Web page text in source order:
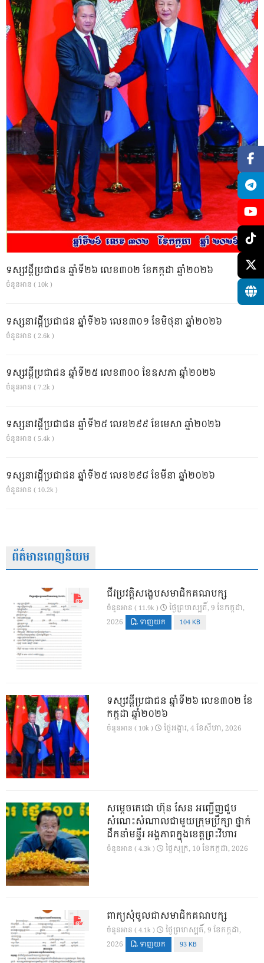
ទស្សវដ្តីប្រជាជន ឆ្នាំទី២៦ លេខ៣០២ ខែកក្កដា ឆ្នាំ២០២៦
ចំនួនអាន ( 10k )
ទស្សនាវដ្ដីប្រជាជន ឆ្នាំទី២៦ លេខ៣០១ ខែមិថុនា ឆ្នាំ២០២៦
ចំនួនអាន ( 2.6k )
ទស្សវដ្តីប្រជាជន ឆ្នាំទី២៥ លេខ៣០០ ខែឧសភា ឆ្នាំ២០២៦
ចំនួនអាន ( 7.2k )
ទស្សនាវដ្ដីប្រជាជន ឆ្នាំទី២៥ លេខ២៩៩ ខែមេសា ឆ្នាំ២០២៦
ចំនួនអាន ( 5.4k )
ទស្សនាវដ្ដីប្រជាជន ឆ្នាំទី២៥ លេខ២៩៨ ខែមីនា ឆ្នាំ២០២៦
ចំនួនអាន ( 10.2k )
ព័ត៌មានពេញនិយម
ជីវប្រវត្តិសង្ខេបសមាជិកគណបក្ស
ចំនួនអាន ( 11.9k )
ថ្ងៃ​ព្រហស្បតិ៍, 9 ខែ​កក្កដា,
2026
ទាញយក 104 KB
ទស្សវដ្តីប្រជាជន ឆ្នាំទី២៦ លេខ៣០២ ខែ
កក្កដា ឆ្នាំ២០២៦
ចំនួនអាន ( 10k ) ថ្ងៃ​អង្គារ, 4 ខែ​សីហា, 2026
សម្តេចតេជោ ហ៊ុន សែន អញ្ជើញជួប
សំណេះសំណាលជាមួយក្រុមប្រឹក្សា ថ្នាក់
ដឹកនាំមន្ទីរ អង្គភាពក្នុងខេត្តព្រះវិហារ
ចំនួនអាន ( 4.3k ) ថ្ងៃ​សុក្រ, 10 ខែ​កក្កដា, 2026
ពាក្យសុំចូលជាសមាជិកគណបក្ស
ចំនួនអាន ( 4.1k )
ថ្ងៃ​ព្រហស្បតិ៍, 9 ខែ​កក្កដា,
2026
ទាញយក 93 KB